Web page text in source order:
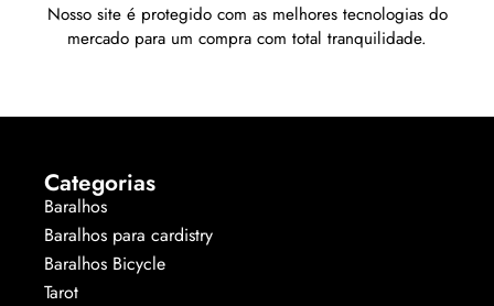
Nosso site é protegido com as melhores tecnologias do
mercado para um compra com total tranquilidade.
Categorias
Baralhos
Baralhos para cardistry
Baralhos Bicycle
Tarot